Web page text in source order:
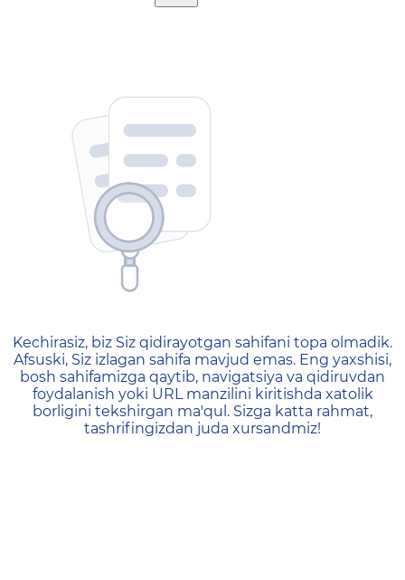
404 — Страница не
Kechirasiz, biz Siz qidirayotgan sahifani topa olmadik.
Afsuski, Siz izlagan sahifa mavjud emas. Eng yaxshisi,
bosh sahifamizga qaytib, navigatsiya va qidiruvdan
foydalanish yoki URL manzilini kiritishda xatolik
borligini tekshirgan ma'qul. Sizga katta rahmat,
tashrifingizdan juda xursandmiz!